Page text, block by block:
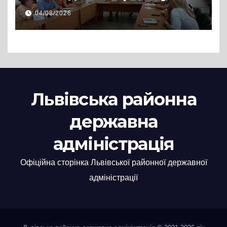
Львівській РДА розглянули
нові заяви
04/08/2026
Львівська районна
державна
адміністрація
Офіційна сторінка Львівської районної державної
адміністрації